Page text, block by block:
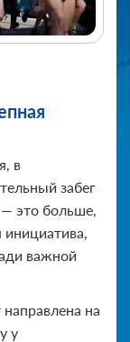
в
забег
— это больше,
важной
на
у